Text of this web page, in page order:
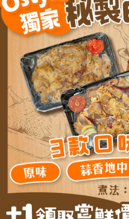
首頁 / #橙式之選生活用品 /
香港 ZENSES 親膚
36小包
MOP40.0
MOP36.0